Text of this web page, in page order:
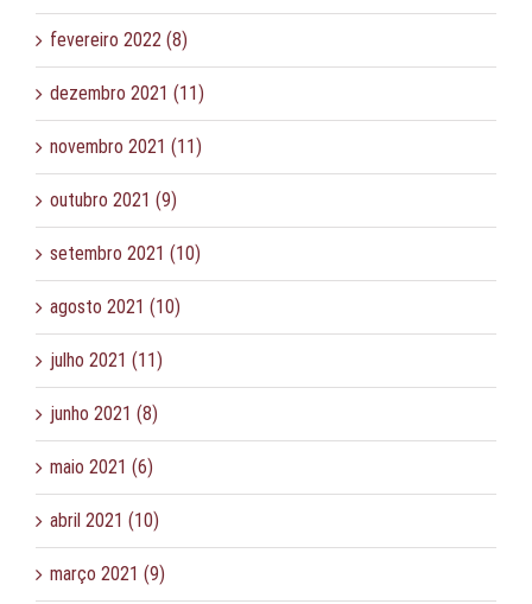
fevereiro 2022 (8)
dezembro 2021 (11)
novembro 2021 (11)
outubro 2021 (9)
setembro 2021 (10)
agosto 2021 (10)
julho 2021 (11)
junho 2021 (8)
maio 2021 (6)
abril 2021 (10)
março 2021 (9)